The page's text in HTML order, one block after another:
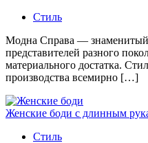
Стиль
Модна Справа —
представителей разного
материального достатка.
производства всемирно […]
Женские боди с длинным
Стиль